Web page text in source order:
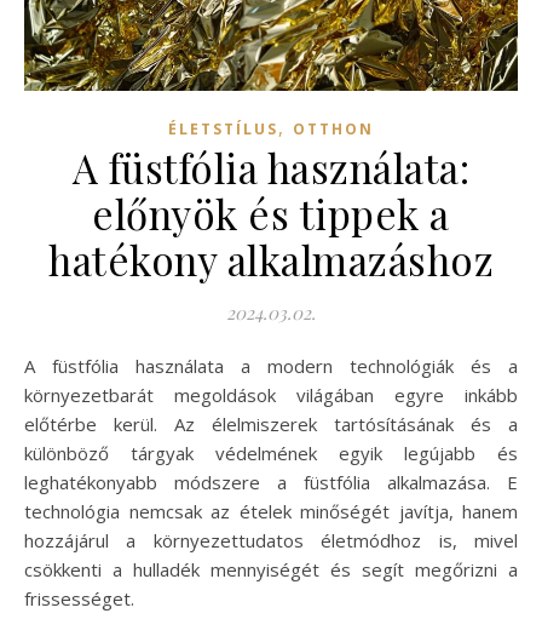
ÉLETSTÍLUS, OTTHON
A füstfólia használata:
előnyök és tippek a
hatékony alkalmazáshoz
2024.03.02.
A füstfólia használata a modern technológiák és a
környezetbarát megoldások világában egyre inkább
előtérbe kerül. Az élelmiszerek tartósításának és a
különböző tárgyak védelmének egyik legújabb és
leghatékonyabb módszere a füstfólia alkalmazása. E
technológia nemcsak az ételek minőségét javítja, hanem
hozzájárul a környezettudatos életmódhoz is, mivel
csökkenti a hulladék mennyiségét és segít megőrizni a
frissességet.